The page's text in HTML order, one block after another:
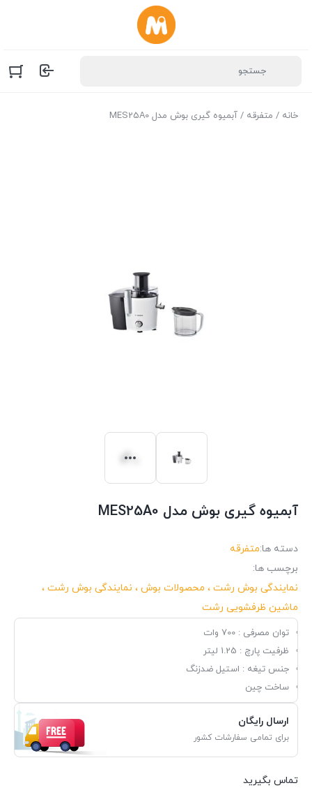
خانه / متفرقه / آبميوه گيری بوش مدل MES25A0
آبميوه گيری بوش مدل MES25A0
دسته ها:متفرقه
برچسب ها:
نمایندگی بوش رشت ، محصولات بوش ، نمایندگی بوش رشت ،
ماشین ظرفشویی رشت
توان مصرفی : 700 وات
ظرفیت پارچ : 1.25 لیتر
جنس تیغه : استیل ضدزنگ
ساخت چین
ارسال رایگان
برای تمامی سفارشات کشور
تماس بگیرید